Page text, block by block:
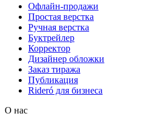
Офлайн-продажи
Простая верстка
Ручная верстка
Буктрейлер
Корректор
Дизайнер обложки
Заказ тиража
Публикация
Rideró для бизнеса
О нас